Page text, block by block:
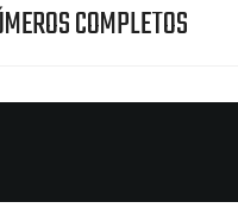
COMPLETOS